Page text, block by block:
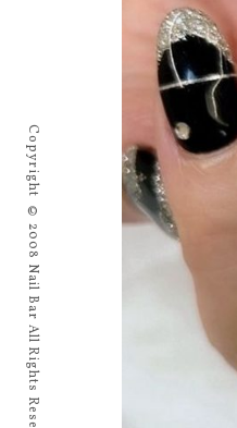
Copyright © 2008 Nail Bar All Rights Reserved